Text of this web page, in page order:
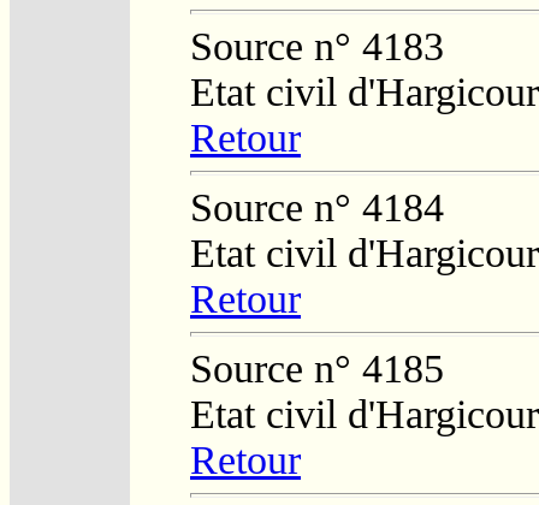
Source n° 4183
Etat civil
Retour
Source n° 4184
Etat civil
Retour
Source n° 4185
Etat civil
Retour